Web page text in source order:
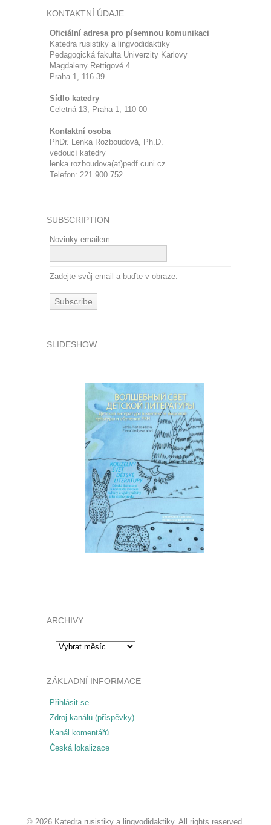
KONTAKTNÍ ÚDAJE
Oficiální adresa pro písemnou komunikaci
Katedra rusistiky a lingvodidaktiky
Pedagogická fakulta Univerzity Karlovy
Magdaleny Rettigové 4
Praha 1, 116 39
Sídlo katedry
Celetná 13, Praha 1, 110 00
Kontaktní osoba
PhDr. Lenka Rozboudová, Ph.D.
vedoucí katedry
lenka.rozboudova(at)pedf.cuni.cz
Telefon: 221 900 752
SUBSCRIPTION
Novinky emailem:
Zadejte svůj email a buďte v obraze.
SLIDESHOW
ARCHIVY
Archivy
ZÁKLADNÍ INFORMACE
Přihlásit se
Zdroj kanálů (příspěvky)
Kanál komentářů
Česká lokalizace
© 2026 Katedra rusistiky a lingvodidaktiky. All rights reserved.